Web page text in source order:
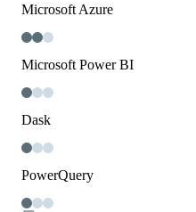
Microsoft Azure
Microsoft Power BI
Dask
PowerQuery